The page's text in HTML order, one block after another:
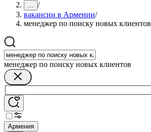
... /
вакансии в Армении/
менеджер по поиску новых клиентов
менеджер по поиску новых клиентов
Армения